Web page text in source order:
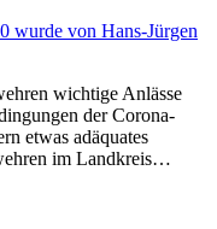
wichtige Anlässe
der Corona-
etwas adäquates
im Landkreis…